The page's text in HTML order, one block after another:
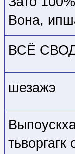
Вона,
ВСЁ
шезажэ